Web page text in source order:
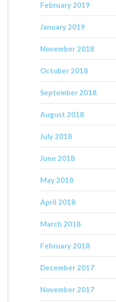
February 2019
January 2019
November 2018
October 2018
September 2018
August 2018
July 2018
June 2018
May 2018
April 2018
March 2018
February 2018
December 2017
November 2017